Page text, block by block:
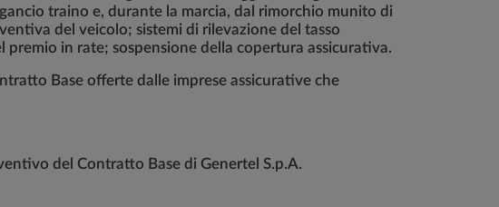
traino e, durante la marcia, dal rimorchio munito di
del veicolo; sistemi di rilevazione del tasso
in rate; sospensione della copertura assicurativa.
Base offerte dalle imprese assicurative che
del Contratto Base di Genertel S.p.A.